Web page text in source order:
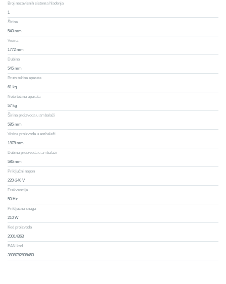
Broj nezavisnih sistema hlađenja
1
Širina
540 mm
Visina
1772 mm
Dubina
545 mm
Bruto težina aparata
61 kg
Neto težina aparata
57 kg
Širina proizvoda u ambalaži
585 mm
Visina proizvoda u ambalaži
1878 mm
Dubina proizvoda u ambalaži
585 mm
Priključni napon
220-240 V
Frekvencija
50 Hz
Priključna snaga
210 W
Kod proizvoda
20014363
EAN kod
3838782838453